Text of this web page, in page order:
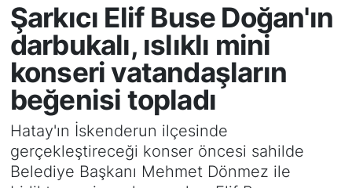
Şarkıcı Elif Buse Doğan'ın
darbukalı, ıslıklı mini
konseri vatandaşların
beğenisi topladı
Hatay'ın İskenderun ilçesinde
gerçekleştireceği konser öncesi sahilde
Belediye Başkanı Mehmet Dönmez ile
SPOR
GÜNÜN MANŞETİ
DÜNYA
KÜLTÜR - SANAT
MAGAZİN
Mersin Namaz Vakitleri
Mersin Trafik Yoğunluk Haritası
Süper Lig Puan Durumu ve Fikstür
Tüm Manşetler
Son Dakika Haberleri